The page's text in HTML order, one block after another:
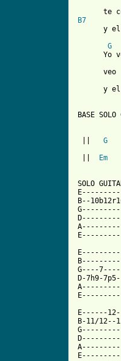
B7
y
G
Yo
veo
y
BASE
G
Em
SOLO
B--
G----
D-7h9-
E------
B-11/